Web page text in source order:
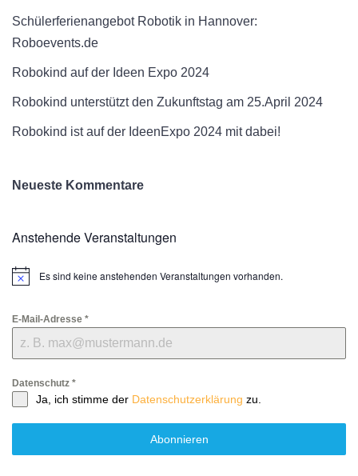
Schülerferienangebot Robotik in Hannover:
Roboevents.de
Robokind auf der Ideen Expo 2024
Robokind unterstützt den Zukunftstag am 25.April 2024
Robokind ist auf der IdeenExpo 2024 mit dabei!
Neueste Kommentare
Anstehende Veranstaltungen
HinweisEs sind keine anstehenden Veranstaltungen vorhanden.
E-Mail-Adresse *
Datenschutz *
Ja, ich stimme der Datenschutzerklärung zu.
Abonnieren